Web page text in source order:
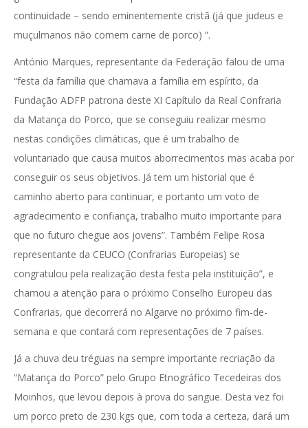
continuidade – sendo eminentemente cristã (já que judeus e
muçulmanos não comem carne de porco) ”.
António Marques, representante da Federação falou de uma
“festa da família que chamava a família em espírito, da
Fundação ADFP patrona deste XI Capítulo da Real Confraria
da Matança do Porco, que se conseguiu realizar mesmo
nestas condições climáticas, que é um trabalho de
voluntariado que causa muitos aborrecimentos mas acaba por
conseguir os seus objetivos. Já tem um historial que é
caminho aberto para continuar, e portanto um voto de
agradecimento e confiança, trabalho muito importante para
que no futuro chegue aos jovens”. Também Felipe Rosa
representante da CEUCO (Confrarias Europeias) se
congratulou pela realização desta festa pela instituição”, e
chamou a atenção para o próximo Conselho Europeu das
Confrarias, que decorrerá no Algarve no próximo fim-de-
semana e que contará com representações de 7 países.
Já a chuva deu tréguas na sempre importante recriação da
“Matança do Porco” pelo Grupo Etnográfico Tecedeiras dos
Moinhos, que levou depois à prova do sangue. Desta vez foi
um porco preto de 230 kgs que, com toda a certeza, dará um